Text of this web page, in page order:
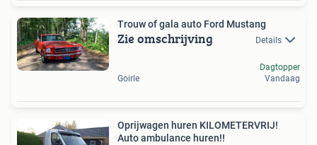
Trouw of gala auto Ford Mustang
Zie omschrijving Details
Goirle
Dagtopper
Vandaag
Oprijwagen huren KILOMETERVRIJ!
Auto ambulance huren!!